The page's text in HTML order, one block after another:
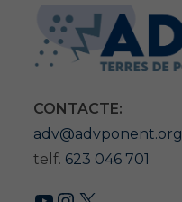
CONTACTE:
adv@advponent.org
telf. 623 046 701